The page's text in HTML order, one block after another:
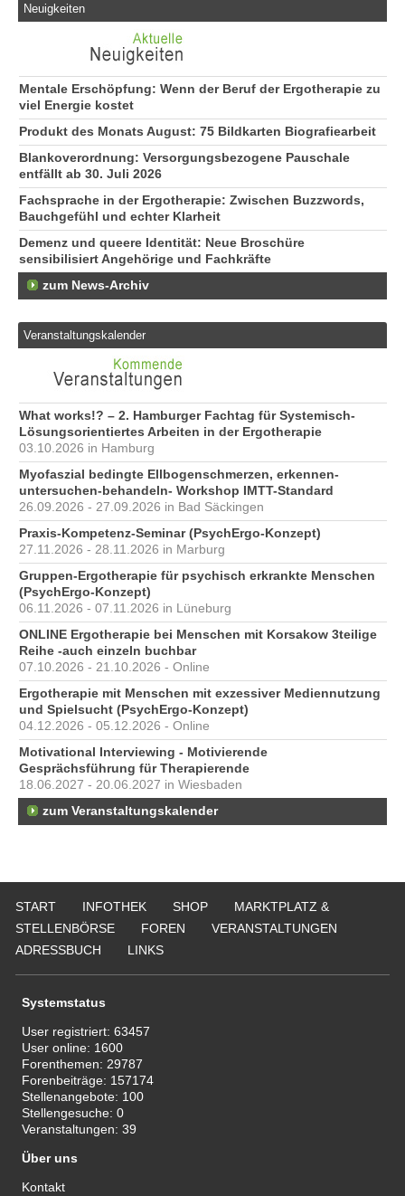
Neuigkeiten
Mentale Erschöpfung: Wenn der Beruf der Ergotherapie zu
viel Energie kostet
Produkt des Monats August: 75 Bildkarten Biografiearbeit
Blankoverordnung: Versorgungsbezogene Pauschale
entfällt ab 30. Juli 2026
Fachsprache in der Ergotherapie: Zwischen Buzzwords,
Bauchgefühl und echter Klarheit
Demenz und queere Identität: Neue Broschüre
sensibilisiert Angehörige und Fachkräfte
zum News-Archiv
Veranstaltungskalender
What works!? – 2. Hamburger Fachtag für Systemisch-
Lösungsorientiertes Arbeiten in der Ergotherapie
03.10.2026 in Hamburg
Myofaszial bedingte Ellbogenschmerzen, erkennen-
untersuchen-behandeln- Workshop IMTT-Standard
26.09.2026 - 27.09.2026 in Bad Säckingen
Praxis-Kompetenz-Seminar (PsychErgo-Konzept)
27.11.2026 - 28.11.2026 in Marburg
Gruppen-Ergotherapie für psychisch erkrankte Menschen
(PsychErgo-Konzept)
06.11.2026 - 07.11.2026 in Lüneburg
ONLINE Ergotherapie bei Menschen mit Korsakow 3teilige
Reihe -auch einzeln buchbar
07.10.2026 - 21.10.2026 - Online
Ergotherapie mit Menschen mit exzessiver Mediennutzung
und Spielsucht (PsychErgo-Konzept)
04.12.2026 - 05.12.2026 - Online
Motivational Interviewing - Motivierende
Gesprächsführung für Therapierende
18.06.2027 - 20.06.2027 in Wiesbaden
zum Veranstaltungskalender
START INFOTHEK SHOP
MARKTPLATZ &
STELLENBÖRSE
FOREN
VERANSTALTUNGEN
ADRESSBUCH
LINKS
Systemstatus
User registriert:63457
User online: 1600
Forenthemen: 29787
Forenbeiträge: 157174
Stellenangebote: 100
Stellengesuche:0
Veranstaltungen:39
Über uns
Kontakt